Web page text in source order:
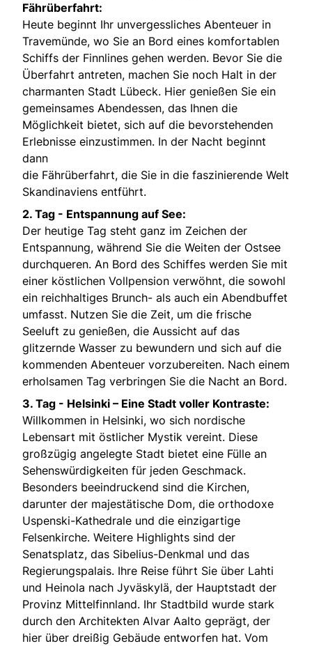
Fährüberfahrt:
Heute beginnt Ihr unvergessliches Abenteuer in
Travemünde, wo Sie an Bord eines komfortablen
Schiffs der Finnlines gehen werden. Bevor Sie die
Überfahrt antreten, machen Sie noch Halt in der
charmanten Stadt Lübeck. Hier genießen Sie ein
gemeinsames Abendessen, das Ihnen die
Möglichkeit bietet, sich auf die bevorstehenden
Erlebnisse einzustimmen. In der Nacht beginnt
dann
die Fährüberfahrt, die Sie in die faszinierende Welt
Skandinaviens entführt.
2. Tag - Entspannung auf See:
Der heutige Tag steht ganz im Zeichen der
Entspannung, während Sie die Weiten der Ostsee
durchqueren. An Bord des Schiffes werden Sie mit
einer köstlichen Vollpension verwöhnt, die sowohl
ein reichhaltiges Brunch- als auch ein Abendbuffet
umfasst. Nutzen Sie die Zeit, um die frische
Seeluft zu genießen, die Aussicht auf das
glitzernde Wasser zu bewundern und sich auf die
kommenden Abenteuer vorzubereiten. Nach einem
erholsamen Tag verbringen Sie die Nacht an Bord.
3. Tag - Helsinki – Eine Stadt voller Kontraste:
Willkommen in Helsinki, wo sich nordische
Lebensart mit östlicher Mystik vereint. Diese
großzügig angelegte Stadt bietet eine Fülle an
Sehenswürdigkeiten für jeden Geschmack.
Besonders beeindruckend sind die Kirchen,
darunter der majestätische Dom, die orthodoxe
Uspenski-Kathedrale und die einzigartige
Felsenkirche. Weitere Highlights sind der
Senatsplatz, das Sibelius-Denkmal und das
Regierungspalais. Ihre Reise führt Sie über Lahti
und Heinola nach Jyväskylä, der Hauptstadt der
Provinz Mittelfinnland. Ihr Stadtbild wurde stark
durch den Architekten Alvar Aalto geprägt, der
hier über dreißig Gebäude entworfen hat. Vom